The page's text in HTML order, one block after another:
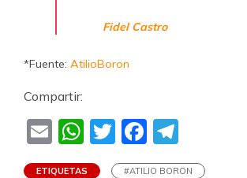
Fidel Castro
*Fuente: AtilioBoron
Compartir:
EmailWhatsApp
TwitterFacebook
ETIQUETAS
#ATILIO BORON